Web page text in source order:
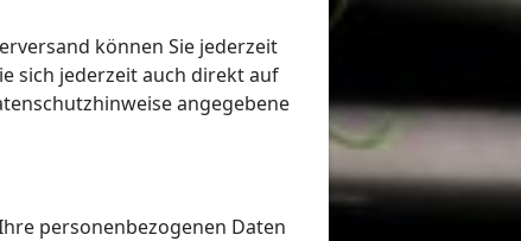
können Sie jederzeit
sich jederzeit auch direkt auf
angegebene
personenbezogenen Daten